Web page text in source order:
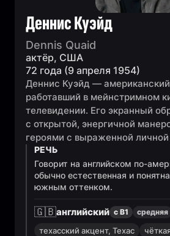
Деннис Куэйд
Dennis Quaid
актёр, США
72 года (9 апреля 1954)
Деннис Куэйд —
работавший в мейнстримном
телевидении. Его экранный
с открытой, энергичной
героями с выраженной
РЕЧЬ
Говорит на английском по-
обычно естественная и
южным оттенком.
🇬🇧английский с B1 средняя
техасский акцент, Техас